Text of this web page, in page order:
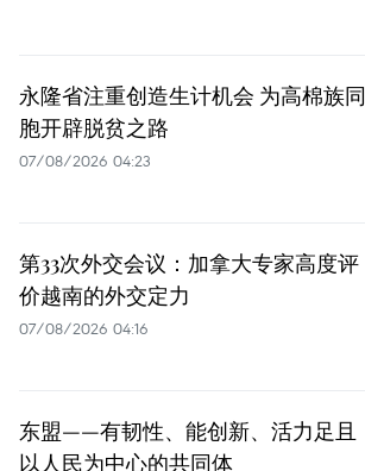
永隆省注重创造生计机会 为高棉族同
胞开辟脱贫之路
07/08/2026 04:23
第33次外交会议：加拿大专家高度评
价越南的外交定力
07/08/2026 04:16
东盟——有韧性、能创新、活力足且
以人民为中心的共同体